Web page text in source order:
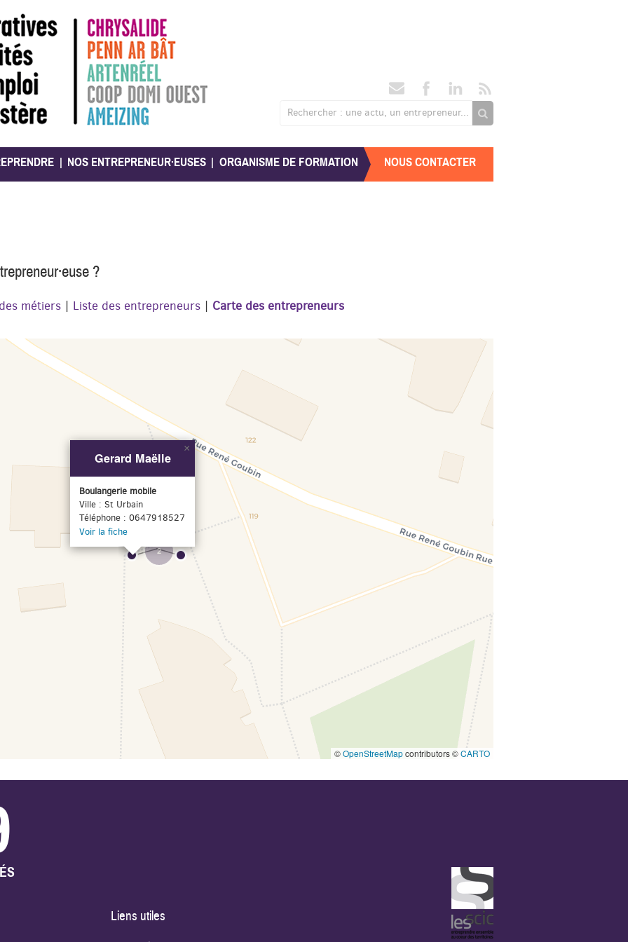
Rechercher : une actu, un entrepreneur...
NOS ENTREPRENEUR·EUSES ORGANISME DE FORMATION NOUS CONTACTER
?
métiers Liste des entrepreneurs Carte des entrepreneurs
2
Gerard Maëlle
Boulangerie mobile
Ville : St Urbain
Téléphone : 0647918527
Voir la fiche
×
©OpenStreetMapcontributors ©CARTO
Liens utiles